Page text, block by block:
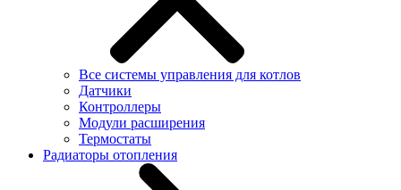
Все системы управления для котлов
Датчики
Контроллеры
Модули расширения
Термостаты
Радиаторы отопления